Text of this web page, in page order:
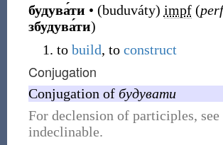
будува́ти • (buduváty) impf (
збудува́ти)
to build, to construct
Conjugation
Conjugation of будувати
For declension of participles,
indeclinable.